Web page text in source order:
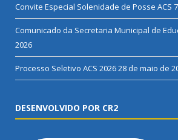
Convite Especial Solenidade de Posse ACS
Comunicado da Secretaria Municipal de
2026
Processo Seletivo ACS 202628 de maio de
DESENVOLVIDO POR CR2